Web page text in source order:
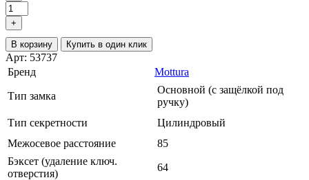
+
В корзину Купить в один клик
Арт: 53737
Бренд
Mottura
Тип замка
Основной (с защёлкой под
ручку)
Тип секретности
Цилиндровый
Межосевое расстояние
85
Бэксет (удаление ключ.
отверстия)
64